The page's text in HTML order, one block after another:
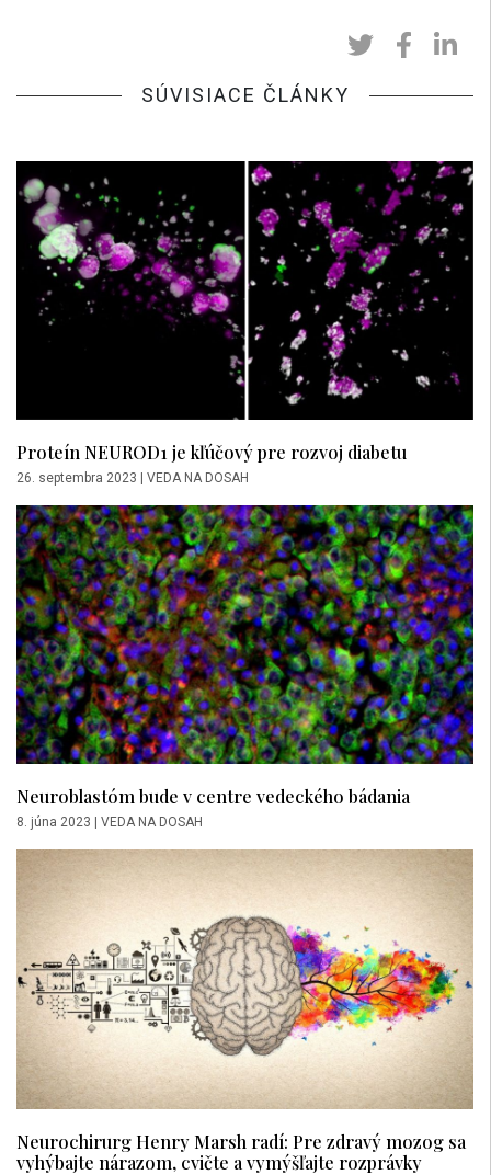
SÚVISIACE ČLÁNKY
Proteín NEUROD1 je kľúčový pre rozvoj diabetu
26. septembra 2023 VEDA NA DOSAH
Neuroblastóm bude v centre vedeckého bádania
8. júna 2023 VEDA NA DOSAH
Neurochirurg Henry Marsh radí: Pre zdravý mozog sa
vyhýbajte nárazom, cvičte a vymýšľajte rozprávky